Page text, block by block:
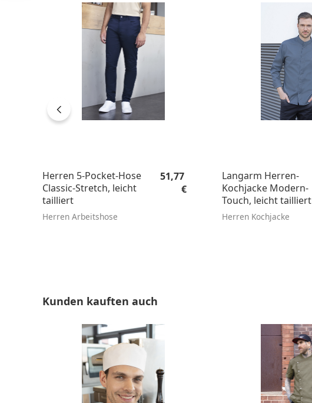
Herren 5-Pocket-Hose
Classic-Stretch, leicht
tailliert
Herren Arbeitshose
Regulärer Preis:
51,77
€
Langarm Herren-
Kochjacke Modern-
Touch, leicht tailliert
Herren Kochjacke
Produktgalerie überspringen
Kunden kauften auch